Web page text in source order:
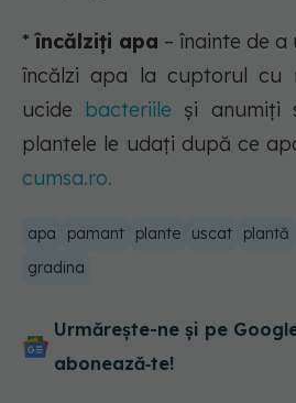
*încălziți apa – înainte de
încălzi apa la cuptorul cu
ucide bacteriile și anumiți
plantele le udați după ce
cumsa.ro.
apa pamant plante uscat plantă
gradina
Urmărește-ne și pe
abonează‑te!